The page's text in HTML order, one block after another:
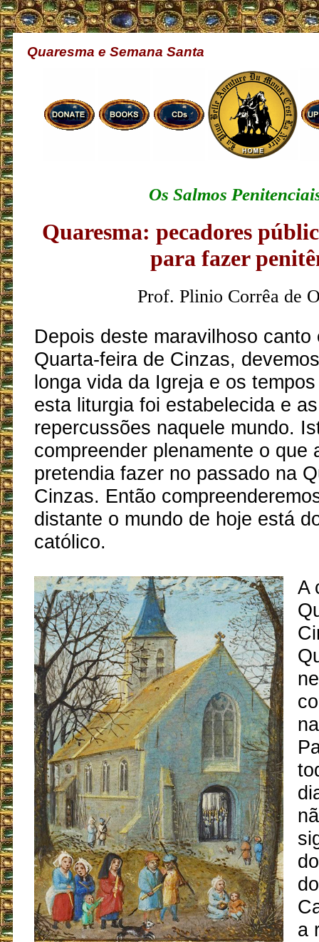
Quaresma e Semana Santa
Os Salmos
Quaresma: pecadores
para fazer
Prof. Plinio Corrêa de
Depois deste maravilhoso canto
Quarta-feira de Cinzas,
longa vida da Igreja e os
esta liturgia foi estabelecida e
repercussões naquele mundo.
compreender plenamente o que
pretendia fazer no passado na
Cinzas. Então
distante o mundo de hoje está
católico.
A
a